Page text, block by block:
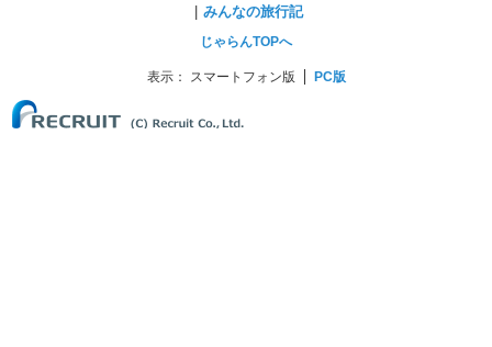
みんなの旅行記
じゃらんTOPへ
表示： スマートフォン版 PC版